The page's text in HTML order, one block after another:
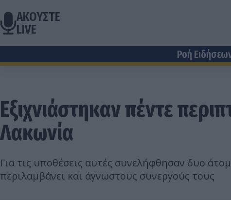
ΑΚΟΥΣΤΕ
LIVE
Ροή
Εξιχνιάστηκαν πέντε
Λακωνία
Για τις υποθέσεις αυτές συνελήφθησαν δυο
περιλαμβάνει και άγνωστους συνεργούς τους